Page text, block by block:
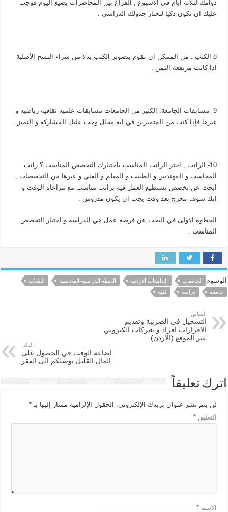
دوامك لثلاثة ايام في الاسبوع , الفراغ بين المحاضرات يضيع اليوم فوجب
عليك ان تكون ذكيا لتختار جدولك الدراسي .
8-الكتب . من الممكن ان تقوم بتصوير الكتب بدلا من شراء النسخ الأصلية
اذا كانت مرتفعة الثمن .
9- مسابقات الجامعة. الكثير من الجامعات مسابقات علميه ثقافيه رياضيه و
غيرها فإذا كنت من المتميزين في ايه مجال وجب عليك المشاركة و التميز .
10- الراتب , اختر الراتب المناسب باختيارك التخصص المناسب ؟ راتب
المحاسب و المهندس و الطبيب و المعلم و الفني و غيرها من التخصصات ,
ابحث عن تخصص تستطيع العمل فيه براتب مناسب مع مراعاه الوقت و
انك سوف تتخرج بعد وقت يجب ان يكون مدروس .
الخطوه الاولى في البحث عن فرصه عمل هي الدراسه و اختيار التخصص
المناسب .
الوسوم الجامعات الجامعات الاردنيه الخطه الدراسيه المحاسبه
الطلاب
جامعه
دراسه كليه
السابق
التسجيل في الضريبة وتقديم
الاقرارات افراد و شركات الكتروني
عبر الموقع (الاردن)
التالي
اضاعه الوقت في الحصول على
المال القليل توصلكم الى الفقر
اترك تعليقاً
لن يتم نشر عنوان بريدك الإلكتروني. الحقول الإلزامية مشار إليها بـ*
التعليق*
الاسم*